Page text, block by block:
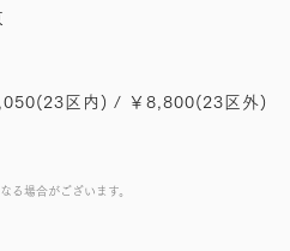
場合がございます。
区内) / ￥8,800(23区外)